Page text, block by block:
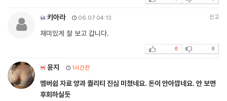
키아라 06.07 04:13 신고
재미있게 잘 보고 갑니다.
0 0
윤지 1시간전
멤버쉽 자료 양과 퀄리티 진심 미쳤네요. 돈이 안아깝네요. 안 보면
후회하실듯